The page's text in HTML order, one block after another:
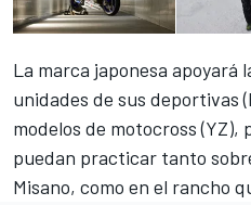
La marca japonesa apoyará
unidades de sus deportivas
modelos de motocross (YZ),
puedan practicar tanto
Misano, como en el rancho